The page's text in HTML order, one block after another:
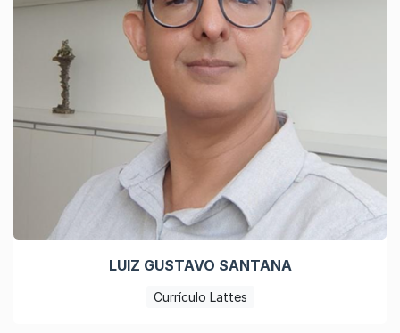
LUIZ GUSTAVO SANTANA
Currículo Lattes